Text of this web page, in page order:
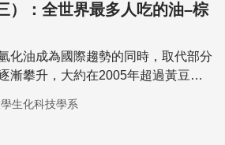
）：全世界最多人吃的油–棕
化油成為國際趨勢的同時，取代部分
漸攀升，大約在2005年超過黃豆
是馬來西亞和印尼。進口最大宗的是
生化科技學系